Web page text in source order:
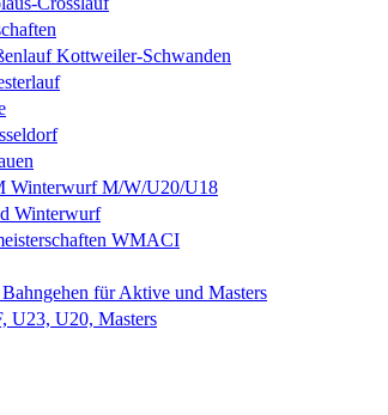
Kottweiler-Schwanden
Winterwurf M/W/U20/U18
Winterwurf
WMACI
für Aktive und Masters
U23, U20, Masters